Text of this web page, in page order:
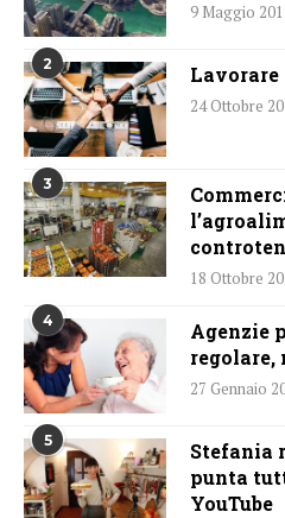
9 Maggio
2 Lavorare
24 Ottobre
3
18 Ottobre
4
Agenzie
regolare,
27 Gennaio
5
Stefania
punta
YouTube